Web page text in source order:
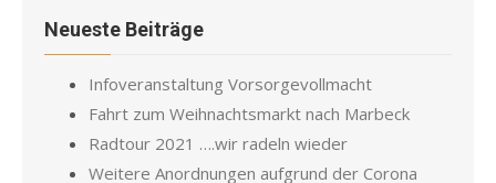
Neueste Beiträge
Infoveranstaltung Vorsorgevollmacht
Fahrt zum Weihnachtsmarkt nach Marbeck
Radtour 2021 ….wir radeln wieder
Weitere Anordnungen aufgrund der Corona